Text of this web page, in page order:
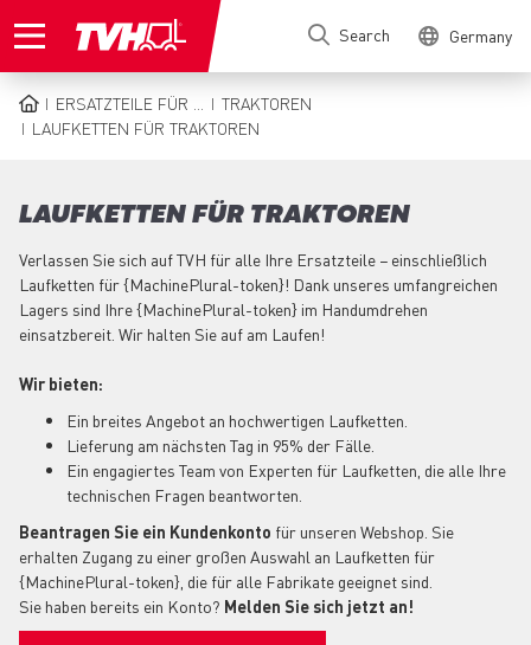
to
Search Germany
BREADCRUMB
ERSATZTEILE FÜR ...
TRAKTOREN
LAUFKETTEN FÜR TRAKTOREN
LAUFKETTEN FÜR TRAKTOREN
Verlassen Sie sich auf TVH für alle Ihre Ersatzteile − einschließlich
Laufketten für {MachinePlural-token}! Dank unseres umfangreichen
Lagers sind Ihre {MachinePlural-token} im Handumdrehen
einsatzbereit. Wir halten Sie auf am Laufen!
Wir bieten:
Ein breites Angebot an hochwertigen Laufketten.
Lieferung am nächsten Tag in 95% der Fälle.
Ein engagiertes Team von Experten für Laufketten, die alle Ihre
technischen Fragen beantworten.
Beantragen Sie ein Kundenkonto für unseren Webshop. Sie
erhalten Zugang zu einer großen Auswahl an Laufketten für
{MachinePlural-token}, die für alle Fabrikate geeignet sind.
Sie haben bereits ein Konto? Melden Sie sich jetzt an!